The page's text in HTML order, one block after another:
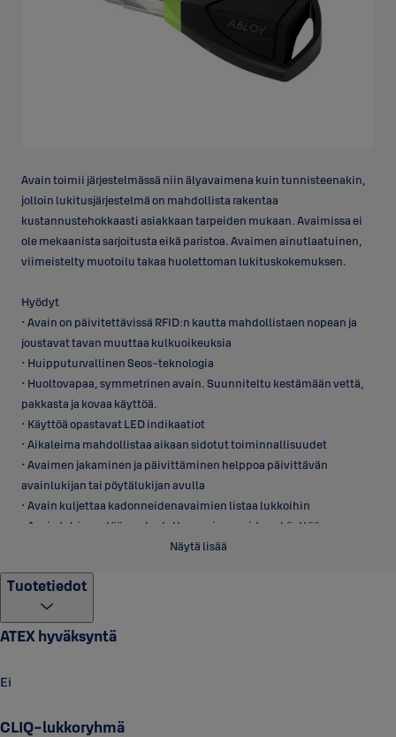
Avain toimii järjestelmässä niin älyavaimena kuin tunnisteenakin,
jolloin lukitusjärjestelmä on mahdollista rakentaa
kustannustehokkaasti asiakkaan tarpeiden mukaan. Avaimissa ei
ole mekaanista sarjoitusta eikä paristoa. Avaimen ainutlaatuinen,
viimeistelty muotoilu takaa huolettoman lukituskokemuksen.
Hyödyt
• Avain on päivitettävissä RFID:n kautta mahdollistaen nopean ja
joustavat tavan muuttaa kulkuoikeuksia
• Huipputurvallinen Seos-teknologia
• Huoltovapaa, symmetrinen avain. Suunniteltu kestämään vettä,
pakkasta ja kovaa käyttöä.
• Käyttöä opastavat LED indikaatiot
• Aikaleima mahdollistaa aikaan sidotut toiminnallisuudet
• Avaimen jakaminen ja päivittäminen helppoa päivittävän
avainlukijan tai pöytälukijan avulla
• Avain kuljettaa kadonneidenavaimien listaa lukkoihin
• Avain tyhjennetään palautettaessa ja se voidaan käyttää
• Vaihdettavat väritunnisteet
Patentoitu ABLOY PULSE on ainutlaatuinen lukitusjärjestelmä.
Järjestelmässä olevat avaimet ja lukot voivat kommunikoida
hyödyntävät SEOS-teknologiaa.
Näytä lisää
Tuotetiedot
ATEX hyväksyntä
Ei
CLIQ-lukkoryhmä